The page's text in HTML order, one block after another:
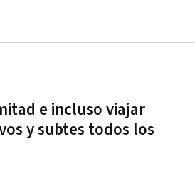
e incluso viajar
y subtes todos los